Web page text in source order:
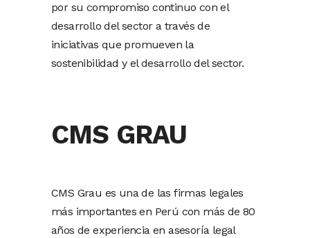
por su compromiso continuo con el
desarrollo del sector a través de
iniciativas que promueven la
sostenibilidad y el desarrollo del sector.
CMS GRAU
CMS Grau es una de las firmas legales
más importantes en Perú con más de 80
años de experiencia en asesoría legal